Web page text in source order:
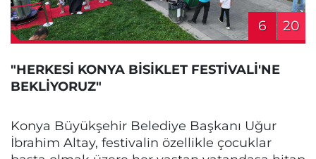
6 20
"HERKESİ KONYA BİSİKLET FESTİVALİ'NE
BEKLİYORUZ"
Konya Büyükşehir Belediye Başkanı Uğur
İbrahim Altay, festivalin özellikle çocuklar